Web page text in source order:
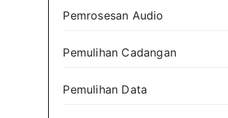
Pemrosesan Audio
Pemulihan Cadangan
Pemulihan Data